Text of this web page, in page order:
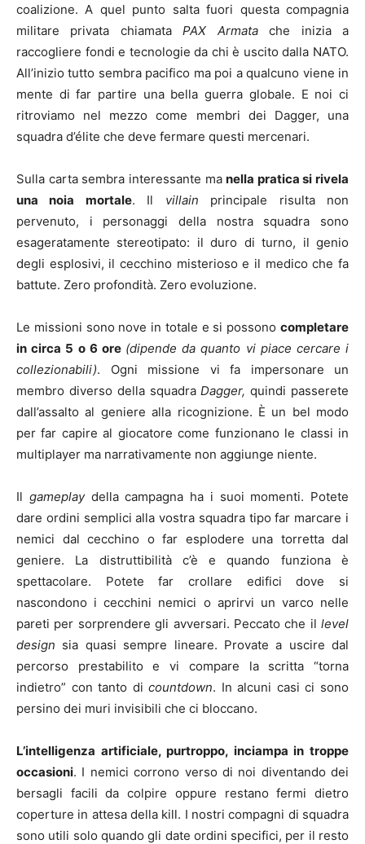
coalizione. A quel punto salta fuori questa compagnia
militare privata chiamataPAX Armatache inizia a
raccogliere fondi e tecnologie da chi è uscito dalla NATO.
All’inizio tutto sembra pacifico ma poi a qualcuno viene in
mente di far partire una bella guerra globale. E noi ci
ritroviamo nel mezzo come membri dei Dagger, una
squadra d’élite che deve fermare questi mercenari.
Sulla carta sembra interessante manella pratica si rivela
una noia mortale. Il villain principale risulta non
pervenuto, i personaggi della nostra squadra sono
esageratamente stereotipato: il duro di turno, il genio
degli esplosivi, il cecchino misterioso e il medico che fa
battute. Zero profondità. Zero evoluzione.
Le missioni sono nove in totale e si possono completare
in circa 5 o 6 ore (dipende da quanto vi piace cercare i
collezionabili). Ogni missione vi fa impersonare un
membro diverso della squadraDagger, quindi passerete
dall’assalto al geniere alla ricognizione. È un bel modo
per far capire al giocatore come funzionano le classi in
multiplayer ma narrativamente non aggiunge niente.
Il gameplaydella campagna ha i suoi momenti. Potete
dare ordini semplici alla vostra squadra tipo far marcare i
nemici dal cecchino o far esplodere una torretta dal
geniere. La distruttibilità c’è e quando funziona è
spettacolare. Potete far crollare edifici dove si
nascondono i cecchini nemici o aprirvi un varco nelle
pareti per sorprendere gli avversari. Peccato che il level
design sia quasi sempre lineare. Provate a uscire dal
percorso prestabilito e vi compare la scritta “torna
indietro” con tanto dicountdown. In alcuni casi ci sono
persino dei muri invisibili che ci bloccano.
L’intelligenza artificiale, purtroppo, inciampa in troppe
occasioni. I nemici corrono verso di noi diventando dei
bersagli facili da colpire oppure restano fermi dietro
coperture in attesa della kill. I nostri compagni di squadra
sono utili solo quando gli date ordini specifici, per il resto